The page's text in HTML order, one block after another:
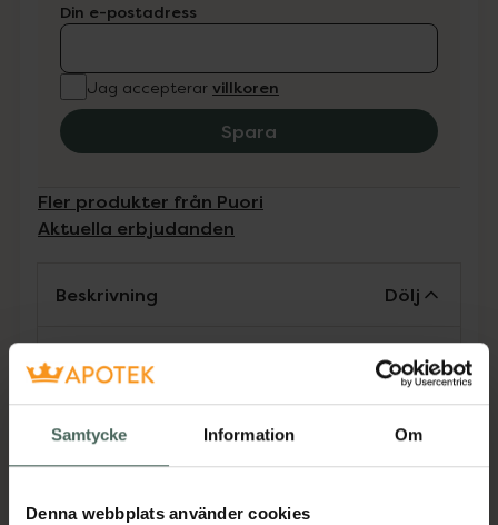
Samtycke Information Om
Denna webbplats använder cookies
Din e-postadress
Jag accepterar villkoren
Spara
Fler produkter från Puori
Aktuella erbjudanden
Beskrivning Dölj
Kosttillskott. Rekommenderad
daglig dos bör inte överskridas.
Kosttillskott bör inte ersätta en
små barn.